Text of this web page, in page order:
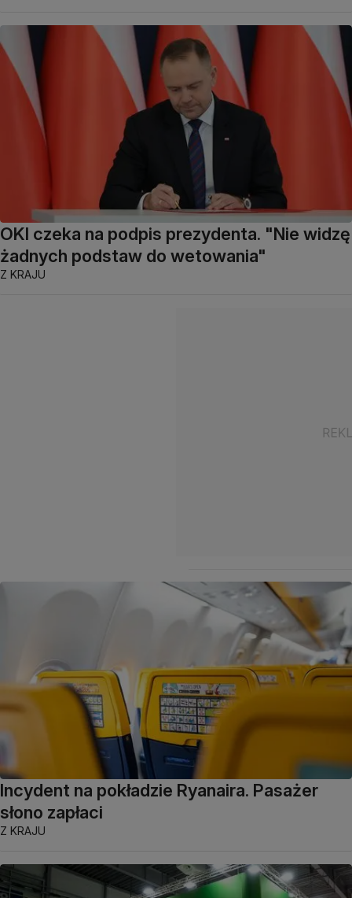
OKI czeka na podpis prezydenta. "Nie widzę
żadnych podstaw do wetowania"
Z KRAJU
Incydent na pokładzie Ryanaira. Pasażer
słono zapłaci
Z KRAJU